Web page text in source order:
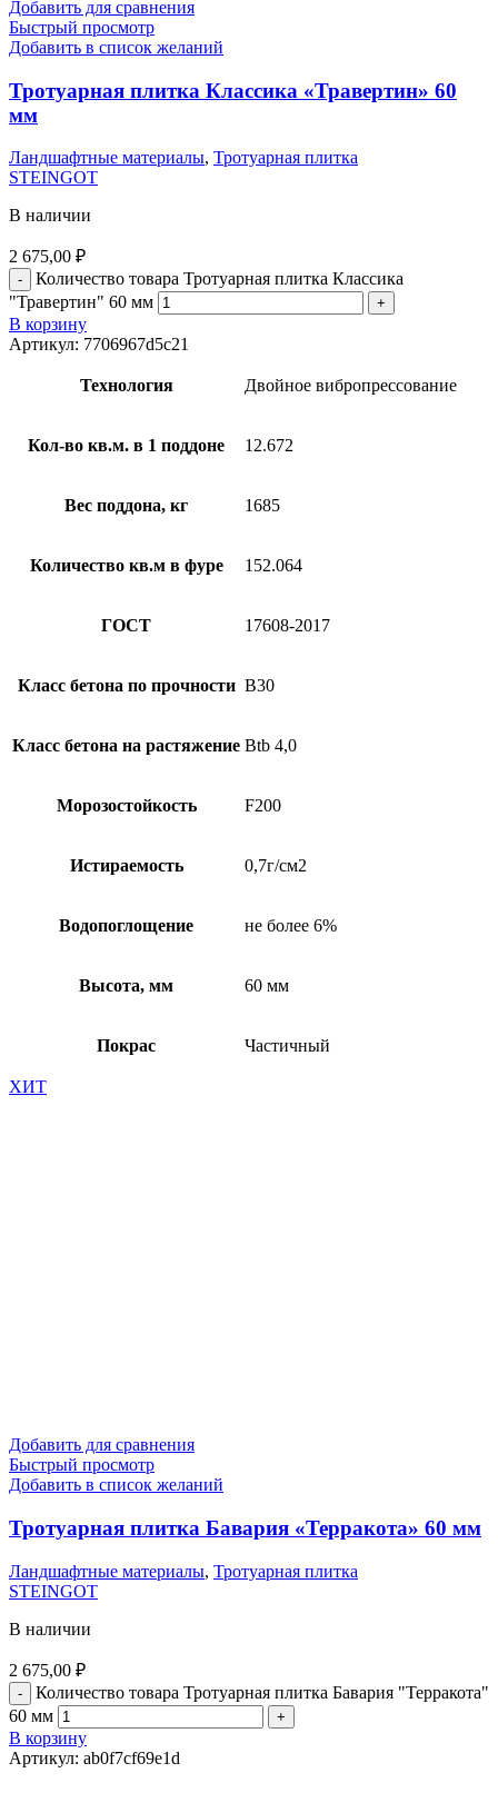
Добавить для сравнения
Быстрый просмотр
Добавить в список желаний
Тротуарная плитка Классика «Травертин» 60
мм
Ландшафтные материалы, Тротуарная плитка
STEINGOT
В наличии
2 675,00 ₽
Количество товара Тротуарная плитка Классика
"Травертин" 60 мм
В корзину
Артикул: 7706967d5c21
Технология Двойное вибропрессование
Кол-во кв.м. в 1 поддоне 12.672
Вес поддона, кг 1685
Количество кв.м в фуре 152.064
ГОСТ 17608-2017
Класс бетона по прочности B30
Класс бетона на растяжение Btb 4,0
Морозостойкость F200
Истираемость 0,7г/см2
Водопоглощение не более 6%
Высота, мм 60 мм
Покрас Частичный
ХИТ
Добавить для сравнения
Быстрый просмотр
Добавить в список желаний
Тротуарная плитка Бавария «Терракота» 60 мм
Ландшафтные материалы, Тротуарная плитка
STEINGOT
В наличии
2 675,00 ₽
Количество товара Тротуарная плитка Бавария "Терракота"
60 мм
В корзину
Артикул: ab0f7cf69e1d